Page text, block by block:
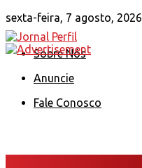
sexta-feira, 7 agosto, 2026
Sobre Nós
Anuncie
Fale Conosco